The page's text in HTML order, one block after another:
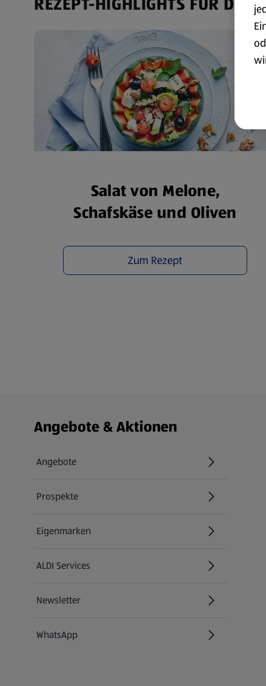
Salat von Melone,
Schafskäse und Oliven
Zum Rezept
Fußzeilenmenü - weitere Links
Angebote & Aktionen
Angebote
Prospekte
Eigenmarken
ALDI Services
Newsletter
WhatsApp